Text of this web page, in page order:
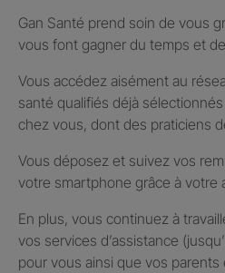
Gan Santé prend soin de vous
vous font gagner du temps et
Vous accédez aisément au
santé qualifiés déjà
chez vous, dont des praticiens
Vous déposez et suivez vos
votre smartphone grâce à votre
En plus, vous continuez à
vos services d’assistance
pour vous ainsi que vos